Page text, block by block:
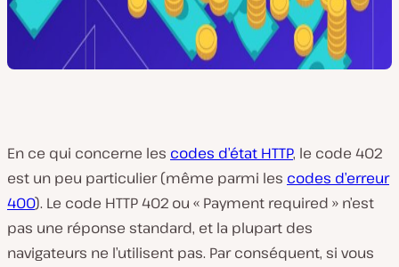
En ce qui concerne les codes d’état HTTP, le code 402
est un peu particulier (même parmi les codes d’erreur
400). Le code HTTP 402 ou « Payment required » n’est
pas une réponse standard, et la plupart des
navigateurs ne l’utilisent pas. Par conséquent, si vous